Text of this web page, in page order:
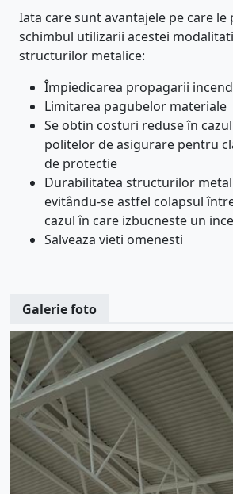
Iata care sunt avantajele pe care
schimbul utilizarii acestei
structurilor metalice:
Împiedicarea propagarii
Limitarea pagubelor materiale
Se obtin costuri reduse în
politelor de asigurare pentru
de protectie
Durabilitatea structurilor
evitându-se astfel colapsul
cazul în care izbucneste un
Salveaza vieti omenesti
Galerie foto